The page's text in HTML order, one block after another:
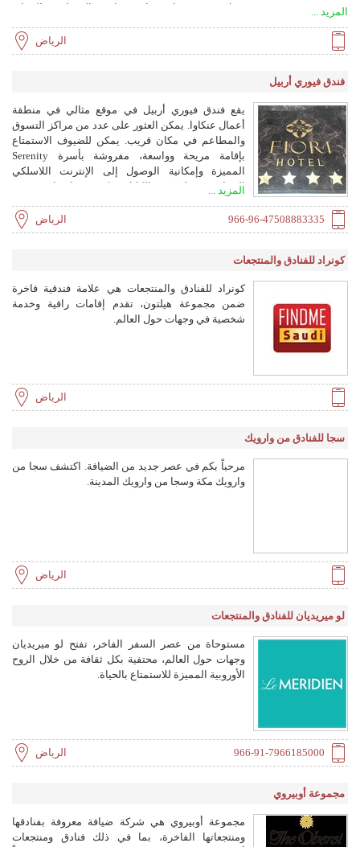
عمل جديدة باستمرار ومتابعة المشاريع الجذابة
المزيد ...
الرياض
فندق فيوري أربيل
يقع فندق فيوري أربيل في موقع مثالي في منطقة
أعمال عنكاوا. يمكن العثور على عدد من مراكز التسوق
والمطاعم في مكان قريب. يمكن للضيوف الاستمتاع
بإقامة مريحة وواسعة، مفروشة بأسرة Serenity
المميزة وإمكانية الوصول إلى الإنترنت اللاسلكي
المجاني مع تلفزيون الكابل ومكتب عمل واسع. يضم
المزيد ...
966-96-47508883335 الرياض
كونراد للفنادق والمنتجعات
كونراد للفنادق والمنتجعات هي علامة فندقية فاخرة
ضمن مجموعة هيلتون، تقدم إقامات راقية وخدمة
شخصية في وجهات حول العالم.
الرياض
سجا للفنادق من وارويك
مرحباً بكم في عصر جديد من الضيافة. اكتشف سجا من
وارويك مكة وسجا من وارويك المدينة.
الرياض
لو ميريديان للفنادق والمنتجعات
مستوحاة من عصر السفر الفاخر، تفتح لو ميريديان
وجهات حول العالم، محتفية بكل ثقافة من خلال الروح
الأوروبية المميزة للاستمتاع بالحياة.
966-91-7966185000 الرياض
مجموعة أوبيروي
مجموعة أوبيروي هي شركة ضيافة معروفة بفنادقها
ومنتجعاتها الفاخرة، بما في ذلك فنادق ومنتجعات